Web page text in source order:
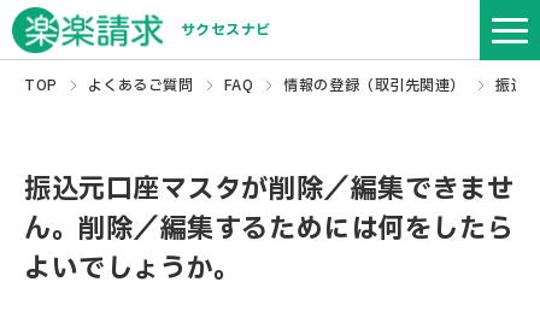
サクセスナビ
TOP よくあるご質問 FAQ 情報の登録（取引先関連） 振込
振込元口座マスタが削除／編集できませ
ん。削除／編集するためには何をしたら
よいでしょうか。